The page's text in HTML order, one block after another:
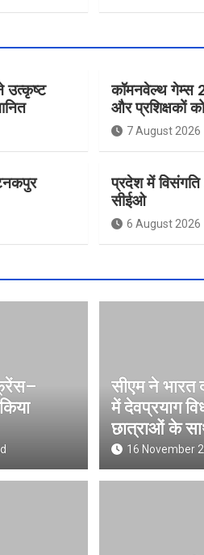
उत्कृष्ट
कॉमनवेल्थ गेम्स
और प्रशिक्षकों
7 August 2026
प्रदेश में
सीईओ
6 August 2026
सीएम ने भारत
में देवप्रयाग
छात्राओं के
16 November